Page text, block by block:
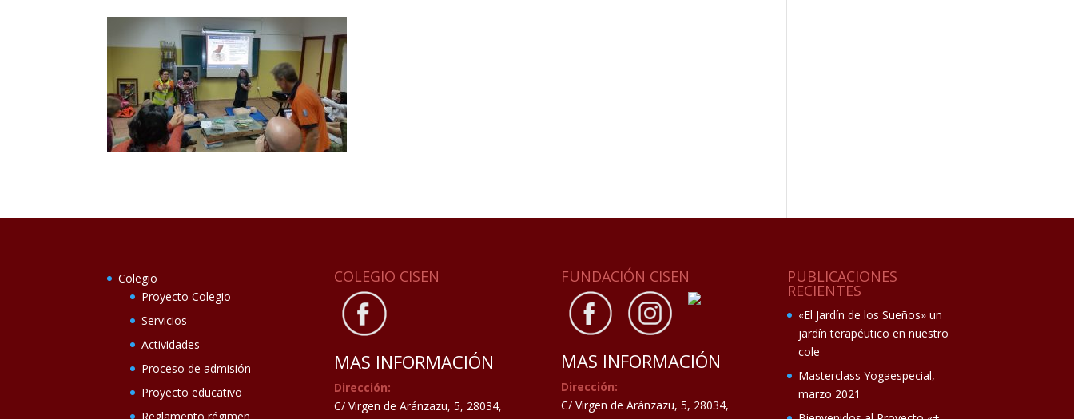
Colegio
Proyecto Colegio
Servicios
Actividades
Proceso de admisión
Proyecto educativo
COLEGIO CISEN
MAS INFORMACIÓN
Dirección:
C/ Virgen de Aránzazu, 5, 28034,
FUNDACIÓN CISEN
MAS INFORMACIÓN
Dirección:
C/ Virgen de Aránzazu, 5, 28034,
PUBLICACIONES
RECIENTES
«El Jardín de los Sueños» un
jardín terapéutico en nuestro
cole
Masterclass Yogaespecial,
marzo 2021